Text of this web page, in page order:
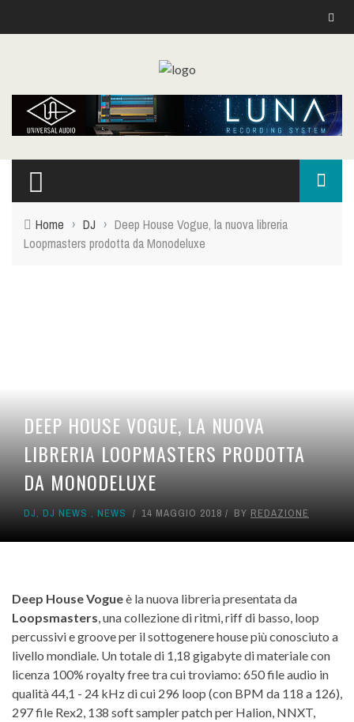
Home › DJ › Deep House Vogue, la nuova libreria
Loopmasters prodotta da Monodeluxe
DEEP HOUSE VOGUE, LA NUOVA
LIBRERIA LOOPMASTERS PRODOTTA
DA MONODELUXE
DJ, DJ NEWS , NEWS 14 MAGGIO 2018 BY REDAZIONE
Deep House Vogueè la nuova libreria presentata da
Loopsmasters , una collezione di ritmi, riff di basso, loop
percussivi e groove per il sottogenere house più conosciuto a
livello mondiale. Un totale di 1,18 gigabyte di materiale con
licenza 100% royalty free tra cui troviamo: 650 file audio in
qualità 44,1 - 24 kHz di cui 296 loop (con BPM da 118 a 126),
297 file Rex2, 138 soft sampler patch per Halion, NNXT,